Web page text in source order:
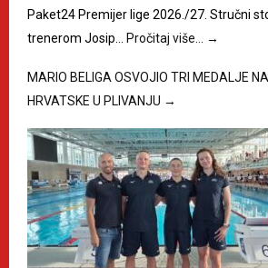
Paket24 Premijer lige 2026./27. Stručni
trenerom Josip… Pročitaj više… →
MARIO BELIGA OSVOJIO TRI MEDALJE
HRVATSKE U PLIVANJU →